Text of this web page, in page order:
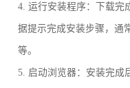
4. 运行安装程序：下载完
据提示完成安装步骤，通
等。
5. 启动浏览器：安装完成